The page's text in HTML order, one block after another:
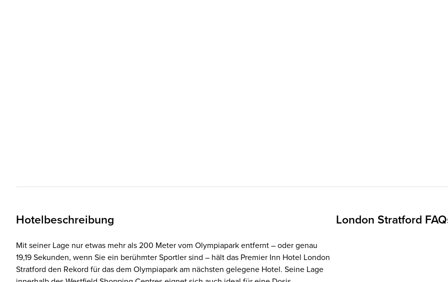
Hotelbeschreibung
Mit seiner Lage nur etwas mehr als 200 Meter vom Olympiapark entfernt – oder genau
19,19 Sekunden, wenn Sie ein berühmter Sportler sind – hält das Premier Inn Hotel London
Stratford den Rekord für das dem Olympiapark am nächsten gelegene Hotel. Seine Lage
London Stratford